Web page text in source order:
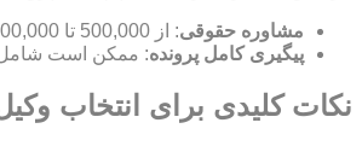
مشاوره حقوقی: از 500,000 تا 1,000,000 تومان برای تنظیم لایحه.
پیگیری کامل پرونده: ممکن است شامل مبلغ ثابت یا
نکات کلیدی برای انتخاب